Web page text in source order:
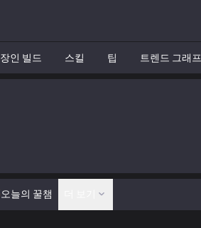
장인 빌드 스킬 팁 트렌드 그래프
오늘의 꿀챔